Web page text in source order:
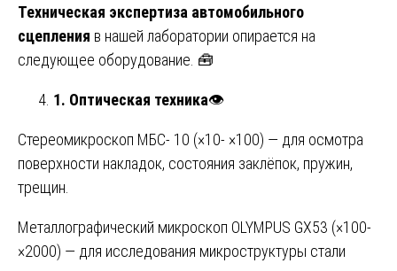
Техническая экспертиза автомобильного
сцепления в нашей лаборатории опирается на
следующее оборудование. 🧰
1. Оптическая техника👁️
Стереомикроскоп МБС- 10 (×10- ×100) — для осмотра
поверхности накладок, состояния заклёпок, пружин,
трещин.
Металлографический микроскоп OLYMPUS GX53 (×100-
×2000) — для исследования микроструктуры стали